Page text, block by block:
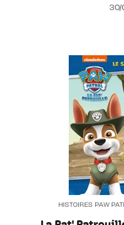
30/
HISTOIRES PAW